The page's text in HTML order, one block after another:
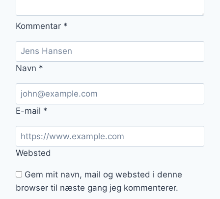
Kommentar *
Navn *
E-mail *
Websted
Gem mit navn, mail og websted i denne
browser til næste gang jeg kommenterer.